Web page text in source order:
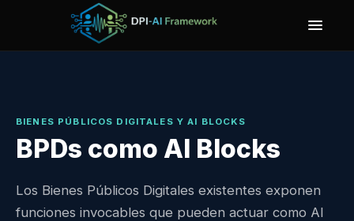
BIENES PÚBLICOS DIGITALES Y AI BLOCKS
BPDs como AI Blocks
Los Bienes Públicos Digitales existentes exponen
funciones invocables que pueden actuar como AI